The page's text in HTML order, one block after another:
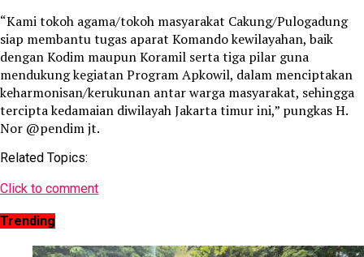
“Kami tokoh agama/tokoh masyarakat Cakung/Pulogadung
siap membantu tugas aparat Komando kewilayahan, baik
dengan Kodim maupun Koramil serta tiga pilar guna
mendukung kegiatan Program Apkowil, dalam menciptakan
keharmonisan/kerukunan antar warga masyarakat, sehingga
tercipta kedamaian diwilayah Jakarta timur ini,” pungkas H.
Nor @pendim jt.
Related Topics:
Click to comment
Trending